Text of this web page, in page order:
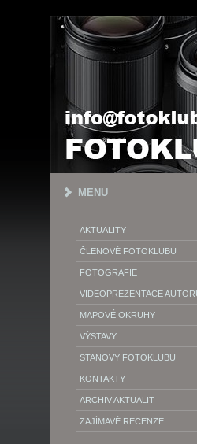
MENU
AKTUALITY
ČLENOVÉ FOTOKLUBU
FOTOGRAFIE
VIDEOPREZENTACE
MAPOVÉ OKRUHY
VÝSTAVY
STANOVY FOTOKLUBU
KONTAKTY
ARCHIV AKTUALIT
ZAJÍMAVÉ RECENZE